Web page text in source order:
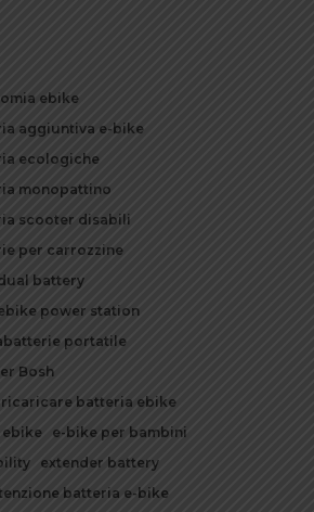
ebike
aggiuntiva e-bike
ecologiche
monopattino
scooter disabili
per carrozzine
battery
power station
portatile
Bosh
ricaricare batteria ebike
e-bike per bambini
extender battery
batteria e-bike